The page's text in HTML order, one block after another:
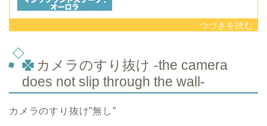
カメラのすり抜け -the camera
does not slip through the wall-
カメラのすり抜け”無し”